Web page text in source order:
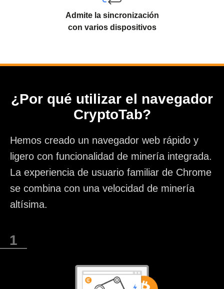
Admite la sincronización
con varios dispositivos
¿Por qué utilizar el navegador
CryptoTab?
Hemos creado un navegador web rápido y
ligero con funcionalidad de minería integrada.
La experiencia de usuario familiar de Chrome
se combina con una velocidad de minería
altísima.